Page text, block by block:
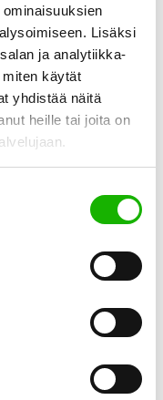
Lisäksi
ja analytiikka-
käytät
yhdistää näitä
heille tai joita on
– ja
on otollista aikaa
on hetki, jolloin
suunnittelevat
uusia tuotteita tai
varmistaa, että
jotka huomataan